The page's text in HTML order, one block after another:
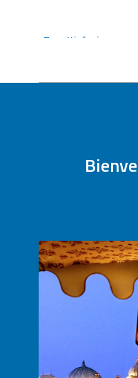
Tous Itinéraires
Personnaliser votre